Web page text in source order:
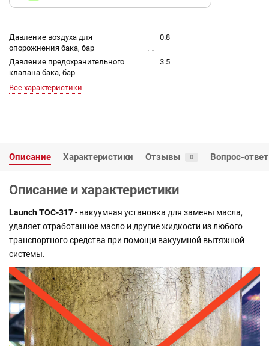
Давление воздуха для
опорожнения бака, бар
0.8
Давление предохранительного
клапана бака, бар
3.5
Все характеристики
Описание Характеристики Отзывы 0 Вопрос-ответ
Описание и характеристики
Launch TOC-317- вакуумная установка для замены масла,
удаляет отработанное масло и другие жидкости из любого
транспортного средства при помощи вакуумной вытяжной
системы.